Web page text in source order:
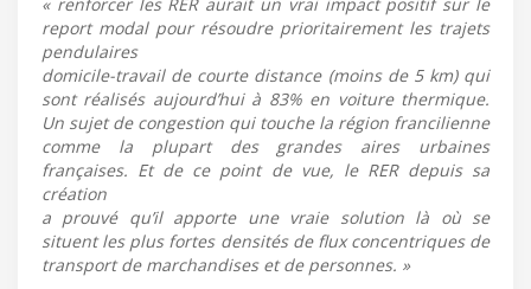
report modal pour résoudre prioritairement les trajets
pendulaires
domicile-travail de courte distance (moins de 5 km) qui
sont réalisés aujourd’hui à 83% en voiture thermique.
Un sujet de congestion qui touche la région francilienne
comme la plupart des grandes aires urbaines
françaises. Et de ce point de vue, le RER depuis sa
création
a prouvé qu’il apporte une vraie solution là où se
situent les plus fortes densités de flux concentriques de
transport de marchandises et de personnes. »